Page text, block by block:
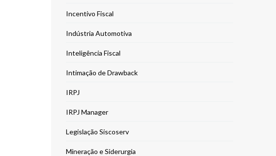
Incentivo Fiscal
Indústria Automotiva
Inteligência Fiscal
Intimação de Drawback
IRPJ
IRPJ Manager
Legislação Siscoserv
Mineração e Siderurgia